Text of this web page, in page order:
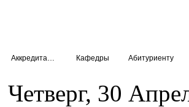
Кафедры Абитуриенту
Четверг, 30